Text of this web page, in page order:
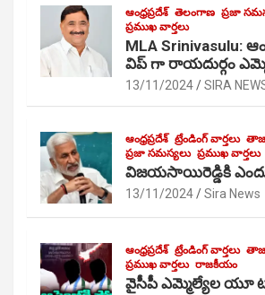
ఆంధ్రప్రదేశ్ తెలంగాణ ప్రజా
ప్రముఖ వార్తలు
MLA Srinivasulu:
విప్ గా రాయదుర్గం
13/11/2024 SIRA
ఆంధ్రప్రదేశ్ ట్రేండింగ్ వార్తలు తాజా
ప్రజా సమస్యలు ప్రముఖ వార్తలు
విజయసాయిరెడ్డికి
13/11/2024 Sira News
ఆంధ్రప్రదేశ్ ట్రేండింగ్ వార్తలు తాజా
ప్రముఖ వార్తలు రాజకీయం
వైసీపీ ఎమ్మెల్యేల యూ